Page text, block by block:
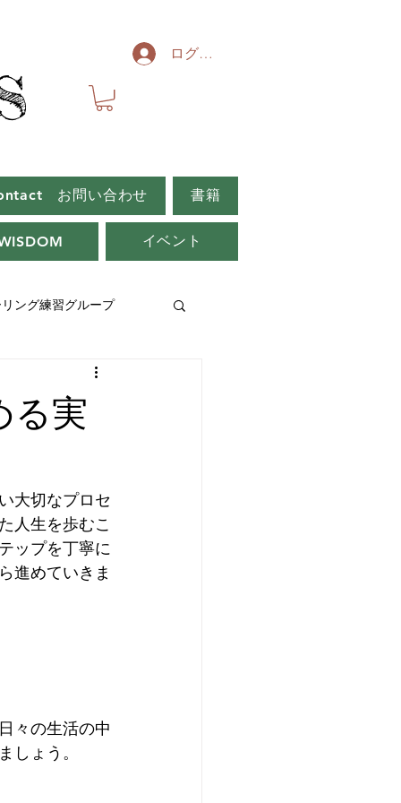
ログイン
お問い合わせ 書籍
イベント
ング練習グループ
る実
大切なプロセ
人生を歩むこ
ップを丁寧に
進めていきま
々の生活の中
しょう。